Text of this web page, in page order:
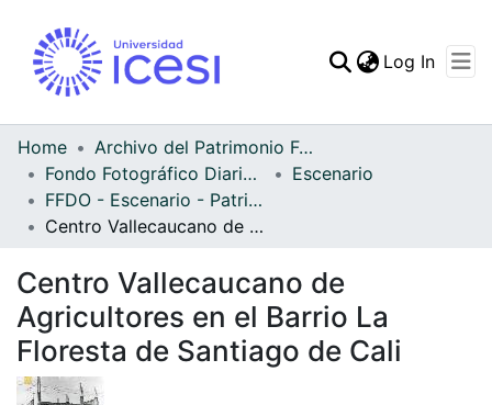
Statistics
Log In
Home
Archivo del Patrimonio Fotográfico y Fílmico del Valle del Cauca
Fondo Fotográfico Diario Occidente
Escenario
FFDO - Escenario - Patrimonial
Centro Vallecaucano de Agricultores en el Barrio La Floresta de Santiago de Cali
Centro Vallecaucano de
Agricultores en el Barrio La
Floresta de Santiago de Cali